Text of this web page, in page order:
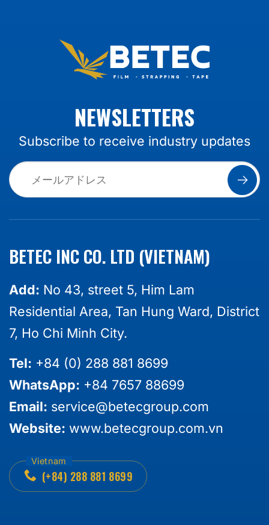
NEWSLETTERS
Subscribe to receive industry updates
BETEC INC CO. LTD (VIETNAM)
Add: No 43, street 5, Him Lam
Residential Area, Tan Hung Ward, District
7, Ho Chi Minh City.
Tel: +84 (0) 288 881 8699
WhatsApp: +84 7657 88699
Email: service@betecgroup.com
Website: www.betecgroup.com.vn
(+84) 288 881 8699